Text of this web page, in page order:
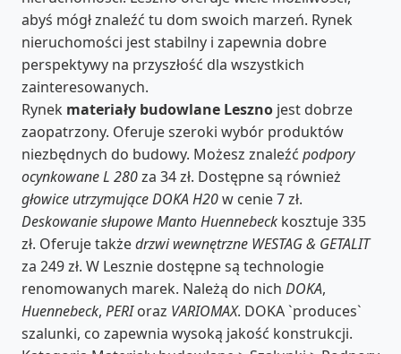
abyś mógł znaleźć tu dom swoich marzeń. Rynek
nieruchomości jest stabilny i zapewnia dobre
perspektywy na przyszłość dla wszystkich
zainteresowanych.
Rynek materiały budowlane Leszno jest dobrze
zaopatrzony. Oferuje szeroki wybór produktów
niezbędnych do budowy. Możesz znaleźć podpory
ocynkowane L 280za 34 zł. Dostępne są również
głowice utrzymujące DOKA H20w cenie 7 zł.
Deskowanie słupowe Manto Huennebeck kosztuje 335
zł. Oferuje takżedrzwi wewnętrzne WESTAG & GETALIT
za 249 zł. W Lesznie dostępne są technologie
renomowanych marek. Należą do nich DOKA,
Huennebeck, PERIoraz VARIOMAX. DOKA `produces`
szalunki, co zapewnia wysoką jakość konstrukcji.